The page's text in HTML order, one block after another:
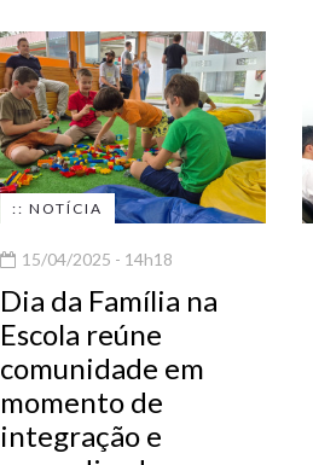
:: NOTÍCIA
15/04/2025 - 14h18
Dia da Família na
Escola reúne
comunidade em
momento de
integração e